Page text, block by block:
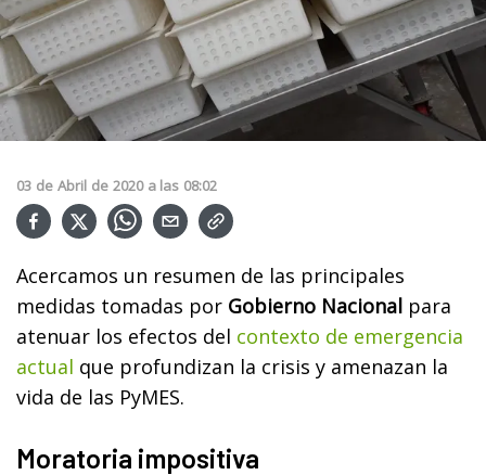
03 de Abril de 2020 a las 08:02
Acercamos un resumen de las principales
medidas tomadas por Gobierno Nacional para
atenuar los efectos del contexto de emergencia
actual que profundizan la crisis y amenazan la
vida de las PyMES.
Moratoria impositiva